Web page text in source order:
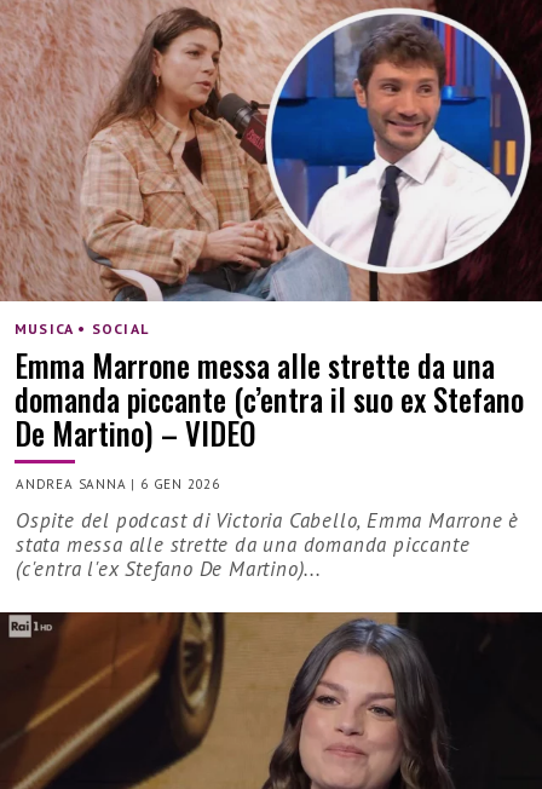
MUSICA • SOCIAL
Emma Marrone messa alle strette da una
domanda piccante (c’entra il suo ex Stefano
De Martino) – VIDEO
ANDREA SANNA | 6 GEN 2026
Ospite del podcast di Victoria Cabello, Emma Marrone è
stata messa alle strette da una domanda piccante
(c'entra l'ex Stefano De Martino)...